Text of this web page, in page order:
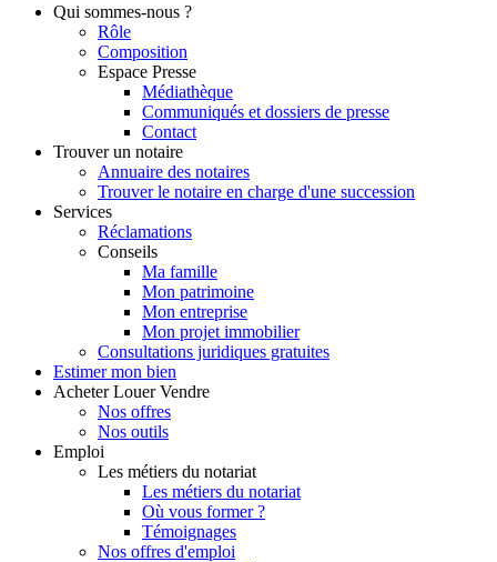
Qui sommes-nous ?
Rôle
Composition
Espace Presse
Médiathèque
Communiqués et dossiers de presse
Contact
Trouver un notaire
Annuaire des notaires
Trouver le notaire en charge d'une succession
Services
Réclamations
Conseils
Ma famille
Mon patrimoine
Mon entreprise
Mon projet immobilier
Consultations juridiques gratuites
Estimer mon bien
Acheter Louer Vendre
Nos offres
Nos outils
Emploi
Les métiers du notariat
Les métiers du notariat
Où vous former ?
Témoignages
Nos offres d'emploi